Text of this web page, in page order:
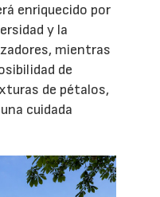
enriquecido por
y la
mientras
de
de pétalos,
cuidada